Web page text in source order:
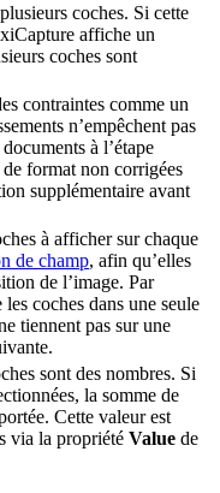
coches. Si cette
affiche un
coches sont
contraintes comme un
n’empêchent pas
à l’étape
format non corrigées
supplémentaire avant
à afficher sur chaque
de champ, afin qu’elles
de l’image. Par
coches dans une seule
tiennent pas sur une
sont des nombres. Si
la somme de
Cette valeur est
via la propriété Value de